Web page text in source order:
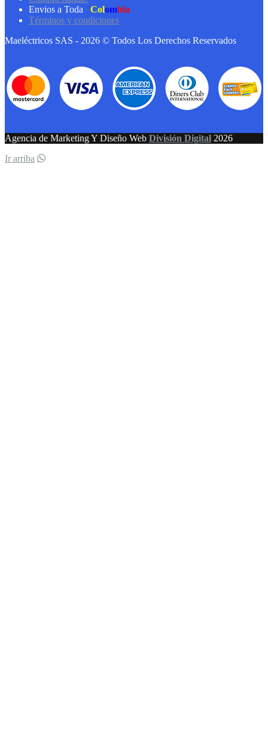
Envios a Toda
Colombia
Términos y condiciones
Maeléctricos SAS - 2026 © Todos Los Derechos Reservados
Agencia de Marketing Y Diseño Web División Digital 2026
Ir arriba